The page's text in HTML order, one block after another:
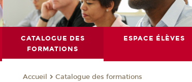
CATALOGUE DES
FORMATIONS
ESPACE ÉLÈVES
Accueil Catalogue des formations